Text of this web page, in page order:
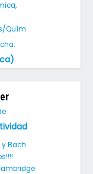
Quím
y Bach